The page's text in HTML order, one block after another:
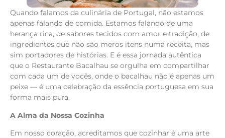
Quando falamos da culinária de Portugal, não estamos
apenas falando de comida. Estamos falando de uma
herança rica, de sabores tecidos com amor e tradição, de
ingredientes que não são meros itens numa receita, mas
sim portadores de histórias. E é essa jornada autêntica
que o Restaurante Bacalhau se orgulha em compartilhar
com cada um de vocês, onde o bacalhau não é apenas um
peixe — é uma celebração da essência portuguesa em sua
forma mais pura.
A Alma da Nossa Cozinha
Em nosso coração, acreditamos que cozinhar é uma arte